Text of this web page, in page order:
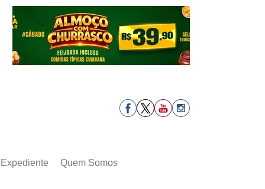
Expediente Quem Somos